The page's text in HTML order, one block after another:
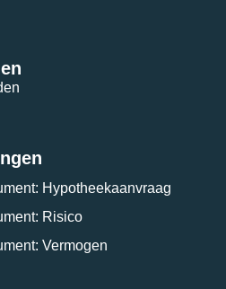
Hypotheekaanvraag
Risico
Vermogen